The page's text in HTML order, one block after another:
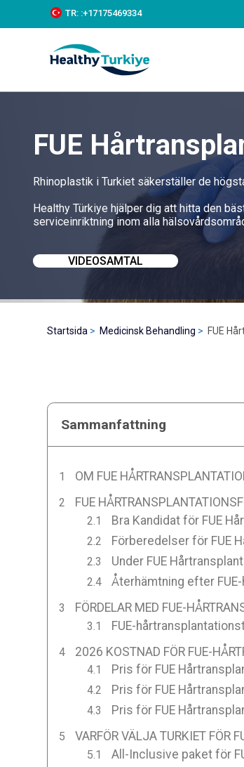
k
c
TR: :+‪17175469334‬
FUE
Rhinoplastik i Turkiet säkerställer de
Healthy Türkiye hjälper dig att hitta den
serviceinriktning inom alla
VIDEOSAMTAL
Startsida Medicinsk Behandling FUE
Sammanfattning
OM FUE
FUE
Bra Kandidat för FUE
Förberedelser för FUE
Under FUE
Återhämtning efter
FÖRDELAR MED FUE-
FUE-
2026 KOSTNAD FÖR FUE-
Pris för FUE
Pris för FUE
Pris för FUE
VARFÖR VÄLJA TURKIET FÖR
All-Inclusive paket för